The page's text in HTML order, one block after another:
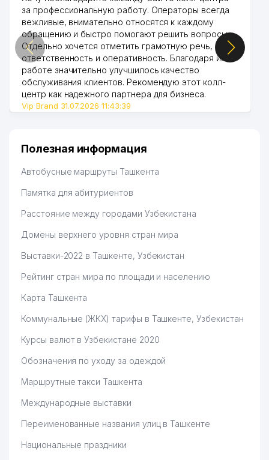
45
ALEX INFORMATIONAL
TECHNOLOGY SERVICE ООО
434 м
46 ALEX TECHNICAL ООО 444 м
47 ACCEL-TRANS ООО 450 м
48 BELLEZA ООО 452 м
50 TURON PALOV MARKAZI ООО
ЮНУСАБАД-ТЕННИС
ТЕННИСНЫЙ КЛУБ
53
SAXOVAT-SPORT-SERVIS СП
54
55 NAIL ELECTRONICS ООО
56 INFO SEMANTIK ООО 473 м
57
ZAKIROVA MUNISXON
58
SAXOVAT SPORT SERVIS СП
ООО
ПРЕДПРИЯТИЕ
за профессиональную работу. Операторы всегда
вежливые, внимательно относятся к каждому
обращению и быстро помогают решить вопросы.
Отдельно хочется отметить грамотную речь,
ответственность и оперативность. Благодаря их
работе значительно улучшилось качество
обслуживания клиентов. Рекомендую этот колл-
центр как надежного партнера для бизнеса.
Vip Brand 31.07.2026 11:43:39
Полезная информация
Автобусные маршруты Ташкента
Памятка для абитуриентов
Расстояние между городами Узбекистана
Домены верхнего уровня стран мира
Выставки-2022 в Ташкенте, Узбекистан
Рейтинг стран мира по площади и населению
Карта Ташкента
Коммунальные (ЖКХ) тарифы в Ташкенте, Узбекистан
Курсы валют в Узбекистане 2020
Обозначения по уходу за одеждой
Маршрутные такси Ташкента
Международные выставки
Переименованные названия улиц в Ташкенте
Национальные праздники